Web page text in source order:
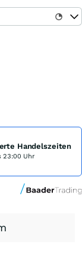
Handelszeiten
23:00 Uhr